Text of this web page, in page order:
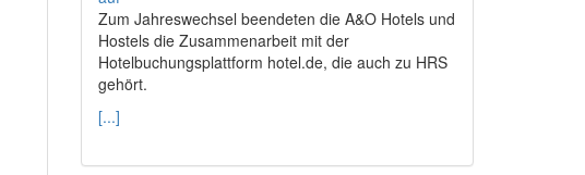
Zum Jahreswechsel beendeten die A&O Hotels und
Hostels die Zusammenarbeit mit der
Hotelbuchungsplattform hotel.de, die auch zu HRS
gehört.
[...]